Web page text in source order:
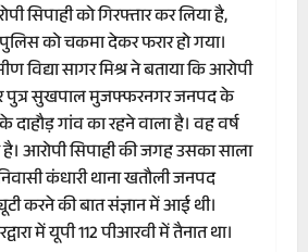
सिपाही को गिरफ्तार कर लिया है,
को चकमा देकर फरार हो गया।
विद्या सागर मिश्र ने बताया कि आरोपी
पुत्र सुखपाल मुजफ्फरनगर जनपद के
दाहौड़ गांव का रहने वाला है। वह वर्ष
है। आरोपी सिपाही की जगह उसका साला
कंधारी थाना खतौली जनपद
करने की बात संज्ञान में आई थी।
में यूपी 112 पीआरवी में तैनात था।